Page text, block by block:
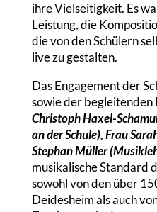
ihre Vielseitigkeit. Es
Leistung, die
die von den Schülern
live zu gestalten.
Das Engagement der
sowie der
Christoph Haxel-
an der Schule), Frau
Stephan Müller
musikalische Standard
sowohl von den über
Deidesheim als auch